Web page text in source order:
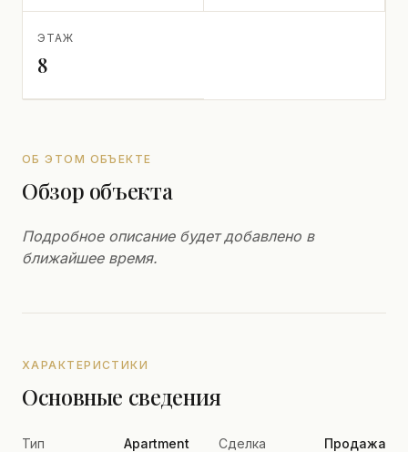
ЭТАЖ
8
ОБ ЭТОМ ОБЪЕКТЕ
Обзор объекта
Подробное описание будет добавлено в
ближайшее время.
ХАРАКТЕРИСТИКИ
Основные сведения
Тип
Apartment Сделка Продажа